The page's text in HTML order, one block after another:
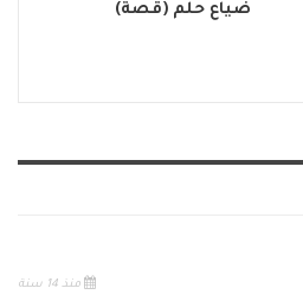
ضياع حلم (قصة)
منذ 14 سنة